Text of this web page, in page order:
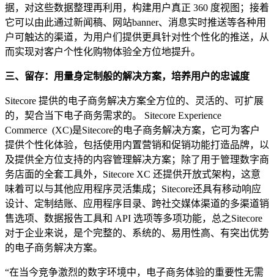
据，对这些数据整理再利用，构建用户真正 360 度视图；接着
它可以由此通过新闻稿、网站banner、消息实时推送等各种用
户可触达的渠道，为用户们提供更具针对性个性化的推送，从
而实现对客户个性化购物体验全方位地提升。
三、留存：用量身定制般的解决方案，培养用户的忠诚度
Sitecore 提供的电子商务解决方案全方位的、灵活的、可扩展
的，契合当下电子商务需求的。 Sitecore Experience
Commerce (XC)是Sitecore的电子商务解决方案，它可为客户
提供个性化体验，包括使用内置营销和促销功能打造品牌，以
及提供全方位支持的内容管理解决方案；除了用于管理数字商
务店面的全套工具外，Sitecore XC 还提供开放式架构，这意
味着可以与其他应用程序灵活集成；Sitecore还具有移动响应
设计、定制结账、应用程序目录、跨社交媒体渠道的多渠道销
售选项、数据报告工具和 API 选项等多项功能，总之Sitecore
对于企业来说，是个完整的、系统的、易用性高、有突出优势
的电子商务解决方案。
“在当今竞争激烈的数字环境中，电子商务体验的重要性无需